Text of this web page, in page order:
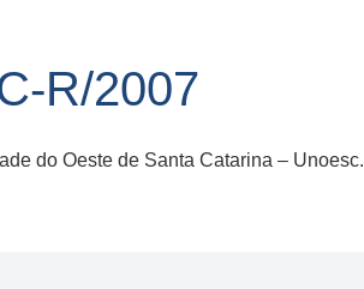
R/2007
do Oeste de Santa Catarina – Unoesc.